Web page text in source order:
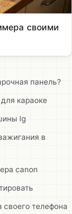
своими
панель?
караоке
lg
в
canon
своего телефона